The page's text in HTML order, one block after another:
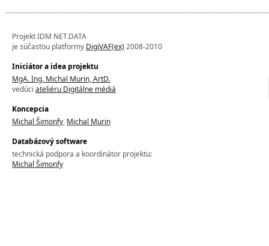
Projekt IDM NET.DATA
je súčasťou platformy DigiVAF(ex)2008-2010
Iniciátor a idea projektu
MgA. Ing. Michal Murin, ArtD.
vedúci ateliéru Digitálne médiá
Koncepcia
Michal Šimonfy, Michal Murin
Databázový software
technická podpora a koordinátor projektu:
Michal Šimonfy